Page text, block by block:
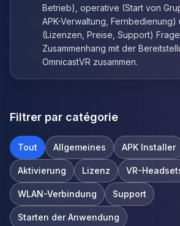
Betrieb), operative (Start von
APK-Verwaltung,
(Lizenzen, Preise, Support)
Zusammenhang mit der
OmnicastVR zusammen.
Filtrer par catégorie
Tout Allgemeines APK Installer
Aktivierung Lizenz VR-
WLAN-Verbindung Support
Starten der Anwendung